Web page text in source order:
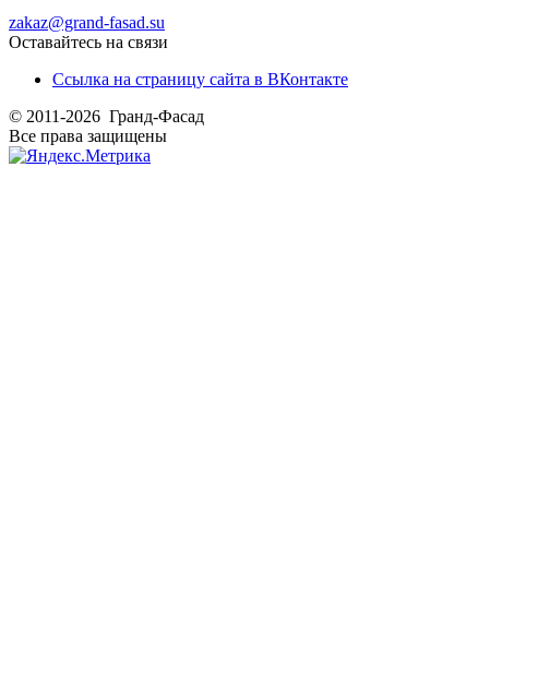
zakaz@grand-fasad.su
Оставайтесь на связи
Ссылка на страницу сайта в ВКонтакте
© 2011-2026 Гранд-Фасад
Все права защищены